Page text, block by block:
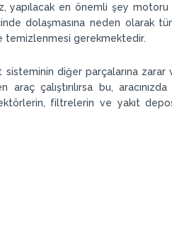
yapılacak en önemli şey motoru
dolaşmasına neden olarak
temizlenmesi gerekmektedir.
diğer parçalarına zarar
çalıştırılırsa bu,
filtrelerin ve yakıt